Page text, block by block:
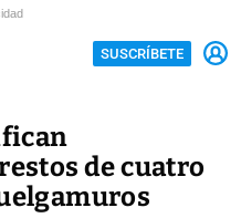
SUSCRÍBETE
de cuatro